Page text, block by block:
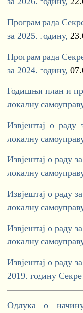
Програм рада
за 2025. годину,
Програм рада
за 2024. годину,
Годишњи план и
локалну
Извјештај о раду
локалну
Извјештај о раду
локалну
Извјештај о раду
локалну
Извјештај о раду
локалну
Извјештај о раду
2019. годину
Одлука о